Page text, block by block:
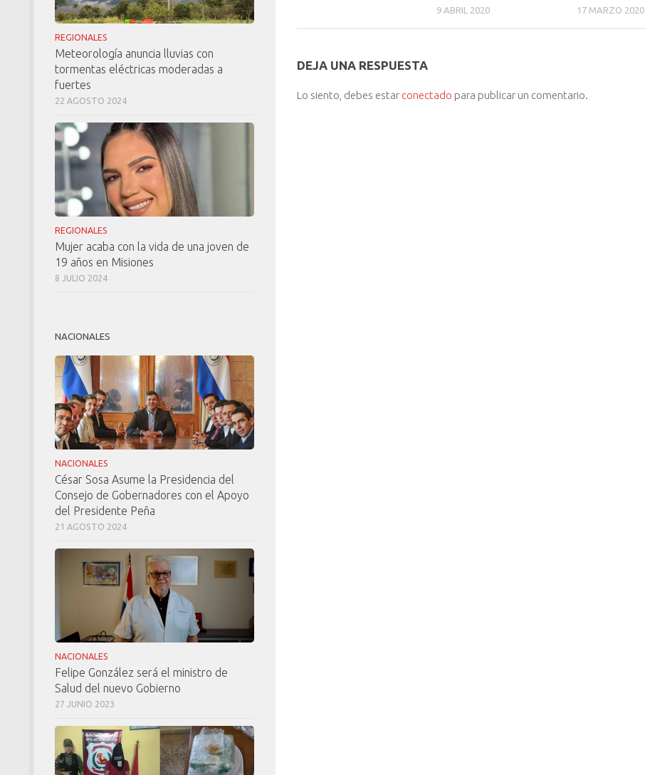
9 ABRIL 2020 17 MARZO 2020
DEJA UNA RESPUESTA
Lo siento, debes estar conectado para publicar un comentario.
REGIONALES
Meteorología anuncia lluvias con
tormentas eléctricas moderadas a
fuertes
22 AGOSTO 2024
REGIONALES
Mujer acaba con la vida de una joven de
19 años en Misiones
8 JULIO 2024
NACIONALES
NACIONALES
César Sosa Asume la Presidencia del
Consejo de Gobernadores con el Apoyo
del Presidente Peña
21 AGOSTO 2024
NACIONALES
Felipe González será el ministro de
Salud del nuevo Gobierno
27 JUNIO 2023